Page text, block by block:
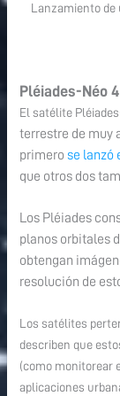
Lanzamiento de
Pléiades-Néo 4
El satélite
terrestre de muy
primero se lanzó
que otros dos
Los Pléiades
planos orbitales
obtengan
resolución de
Los satélites
describen que
(como monitorear
aplicaciones